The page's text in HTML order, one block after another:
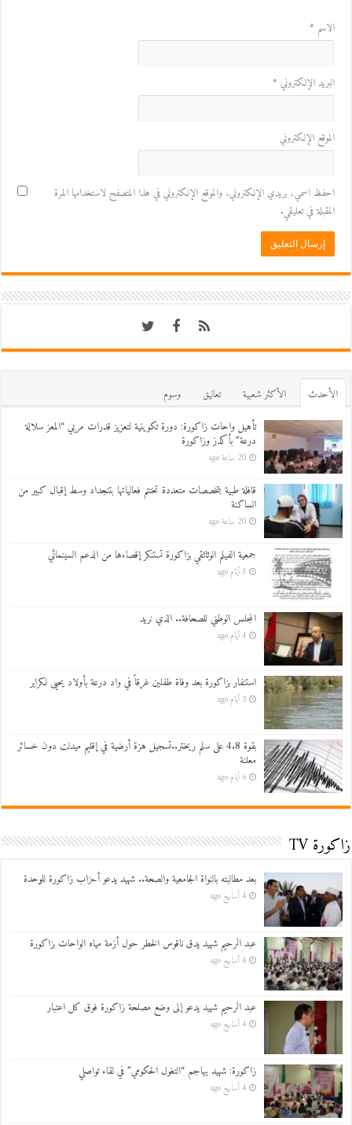
الاسم *
البريد الإلكتروني *
الموقع الإلكتروني
احفظ اسمي، بريدي الإلكتروني، والموقع الإلكتروني في هذا المتصفح لاستخدامها المرة
المقبلة في تعليقي.
اﻷحدث اﻷكثر شعبية تعاليق
وسوم
تأهيل واحات زاكورة: دورة تكوينية لتعزيز قدرات مربي “المعز سلالة
درعة” بأكدز وزاكورة
20 ساعة ago
قافلة طبية بتخصصات متعددة تختتم فعالياتها بتنجداد وسط إقبال كبير من
الساكنة
20 ساعة ago
جمعية الفيلم الوثائقي بزاكورة تستنكر إقصاءها من الدعم السينمائي
3 أيام ago
المجلس الوطني للصحافة.. الذي نريد
4 أيام ago
استنفار بزاكورة بعد وفاة طفلين غرقاً في واد درعة بأولاد يحيى لكراير
5 أيام ago
بقوة 4.8 على سلم ريختر..تسجيل هزة أرضية في إقليم ميدلت دون خسائر
معلنة
6 أيام ago
زاكورة TV
بعد مطالبته بالنواة الجامعية والصحة.. شهيد يدعو أحزاب زاكورة للوحدة
4 أسابيع ago
عبد الرحيم شهيد يدق ناقوس الخطر حول أزمة مياه الواحات بزاكورة
4 أسابيع ago
عبد الرحيم شهيد يدعو إلى وضع مصلحة زاكورة فوق كل اعتبار
4 أسابيع ago
زاكورة: شهيد يهاجم “التغول الحكومي” في لقاء تواصلي
4 أسابيع ago